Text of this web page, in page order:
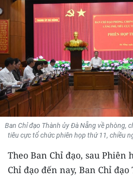
THỂ THAO
GIÁO DỤC
Y TẾ
KHOA HỌC - CÔNG NGHỆ
MÔI TRƯỜNG
BẠN ĐỌC
TRI THỨC CHUYÊN SÂU
Ban Chỉ đạo Thành ủy Đà Nẵng về phòng,
tiêu cực tổ chức phiên họp thứ 11, chiều
Theo Ban Chỉ đạo, sau Phiên
Chỉ đạo đến nay, Ban Chỉ